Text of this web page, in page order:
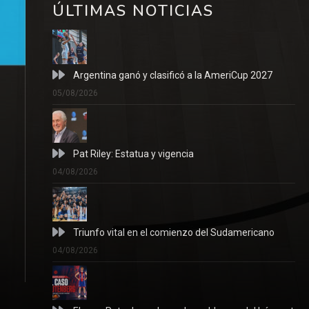
ÚLTIMAS NOTICIAS
Argentina ganó y clasificó a la AmeriCup 2027
05/08/2026
Pat Riley: Estatua y vigencia
04/08/2026
Triunfo vital en el comienzo del Sudamericano
04/08/2026